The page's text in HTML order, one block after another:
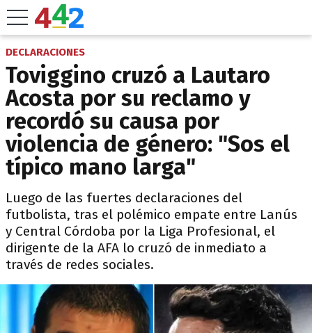
DECLARACIONES
Toviggino cruzó a Lautaro
Acosta por su reclamo y
recordó su causa por
violencia de género: "Sos el
típico mano larga"
Luego de las fuertes declaraciones del
futbolista, tras el polémico empate entre Lanús
y Central Córdoba por la Liga Profesional, el
dirigente de la AFA lo cruzó de inmediato a
través de redes sociales.